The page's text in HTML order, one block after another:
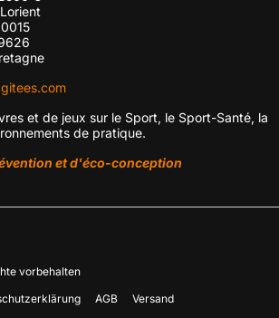
et de jeux sur le Sport, le Sport-Santé, la
de pratique.
et d'éco-conception
vorbehalten
AGB Versand